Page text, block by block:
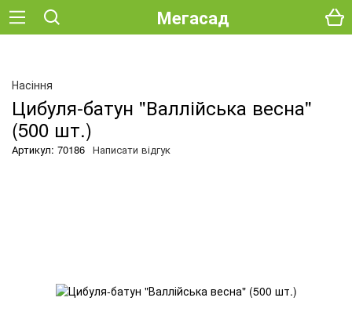
Мегасад
Насіння
Цибуля-батун "Валлійська весна"
(500 шт.)
Артикул: 70186 Написати відгук